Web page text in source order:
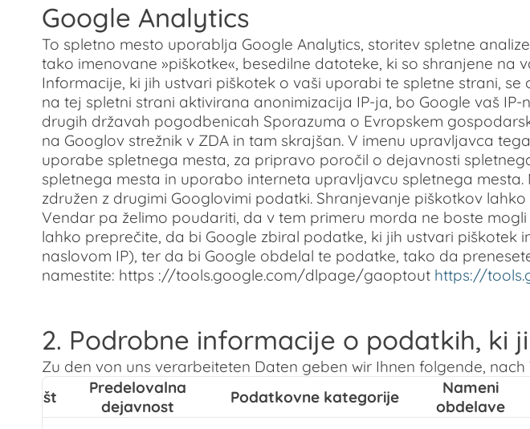
Google Analytics
To spletno mesto uporablja Google Analytics, storitev spletne
tako imenovane »piškotke«, besedilne datoteke, ki so shranjene
Informacije, ki jih ustvari piškotek o vaši uporabi te spletne strani,
na tej spletni strani aktivirana anonimizacija IP-ja, bo Google vaš
drugih državah pogodbenicah Sporazuma o Evropskem
na Googlov strežnik v ZDA in tam skrajšan. V imenu upravljavca
uporabe spletnega mesta, za pripravo poročil o dejavnosti
spletnega mesta in uporabo interneta upravljavcu spletnega
združen z drugimi Googlovimi podatki. Shranjevanje piškotkov
Vendar pa želimo poudariti, da v tem primeru morda ne boste
lahko preprečite, da bi Google zbiral podatke, ki jih ustvari
naslovom IP), ter da bi Google obdelal te podatke, tako da
namestite: https ://tools.google.com/dlpage/gaoptout https://
2. Podrobne informacije o podatkih, ki
Zu den von uns verarbeiteten Daten geben wir Ihnen folgende,
št
Predelovalna
dejavnost
Podatkovne kategorije
Nameni
obdelave